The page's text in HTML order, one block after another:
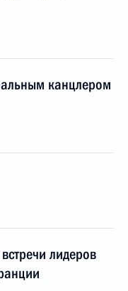
канцлером
лидеров